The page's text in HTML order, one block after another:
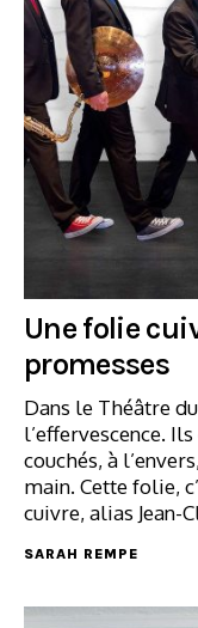
Une folie
promesses
Dans le Théâtre
l’effervescence.
couchés, à
main. Cette folie,
cuivre, alias Jean-
SARAH REMPE